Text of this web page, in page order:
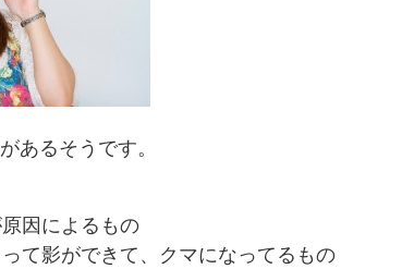
あるそうです。
因によるもの
て影ができて、クマになってるもの